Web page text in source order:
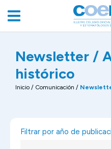
Newsletter /
histórico
Inicio / Comunicación /
Filtrar por año de